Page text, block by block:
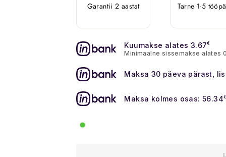
Garantii 2 aastat Tarne 1-5
Kuumakse alates 3.67€
Minimaalne sissemakse alates
Maksa 30 päeva pärast,
Maksa kolmes osas: 56.34